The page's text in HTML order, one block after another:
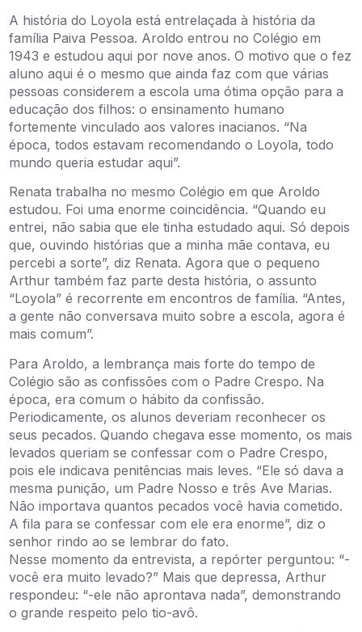
A história do Loyola está entrelaçada à história da
família Paiva Pessoa. Aroldo entrou no Colégio em
1943 e estudou aqui por nove anos. O motivo que o fez
aluno aqui é o mesmo que ainda faz com que várias
pessoas considerem a escola uma ótima opção para a
educação dos filhos: o ensinamento humano
fortemente vinculado aos valores inacianos. “Na
época, todos estavam recomendando o Loyola, todo
mundo queria estudar aqui”.
Renata trabalha no mesmo Colégio em que Aroldo
estudou. Foi uma enorme coincidência. “Quando eu
entrei, não sabia que ele tinha estudado aqui. Só depois
que, ouvindo histórias que a minha mãe contava, eu
percebi a sorte”, diz Renata. Agora que o pequeno
Arthur também faz parte desta história, o assunto
“Loyola” é recorrente em encontros de família. “Antes,
a gente não conversava muito sobre a escola, agora é
mais comum”.
Para Aroldo, a lembrança mais forte do tempo de
Colégio são as confissões com o Padre Crespo. Na
época, era comum o hábito da confissão.
Periodicamente, os alunos deveriam reconhecer os
seus pecados. Quando chegava esse momento, os mais
levados queriam se confessar com o Padre Crespo,
pois ele indicava penitências mais leves. “Ele só dava a
mesma punição, um Padre Nosso e três Ave Marias.
Não importava quantos pecados você havia cometido.
A fila para se confessar com ele era enorme”, diz o
senhor rindo ao se lembrar do fato.
Nesse momento da entrevista, a repórter perguntou: “-
você era muito levado?” Mais que depressa, Arthur
respondeu: “-ele não aprontava nada”, demonstrando
o grande respeito pelo tio-avô.